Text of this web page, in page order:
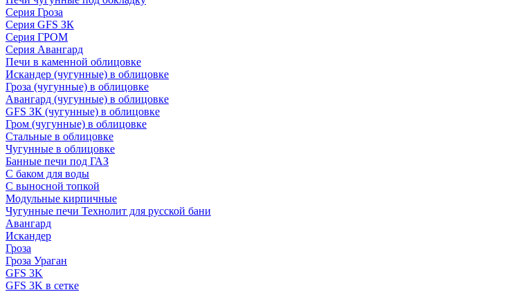
Серия Гроза
Серия GFS ЗК
Серия ГРОМ
Серия Авангард
Печи в каменной облицовке
Искандер (чугунные) в облицовке
Гроза (чугунные) в облицовке
Авангард (чугунные) в облицовке
GFS ЗК (чугунные) в облицовке
Гром (чугунные) в облицовке
Стальные в облицовке
Чугунные в облицовке
Банные печи под ГАЗ
С баком для воды
С выносной топкой
Модульные кирпичные
Чугунные печи Технолит для русской бани
Авангард
Искандер
Гроза
Гроза Ураган
GFS 3K
GFS 3K в сетке